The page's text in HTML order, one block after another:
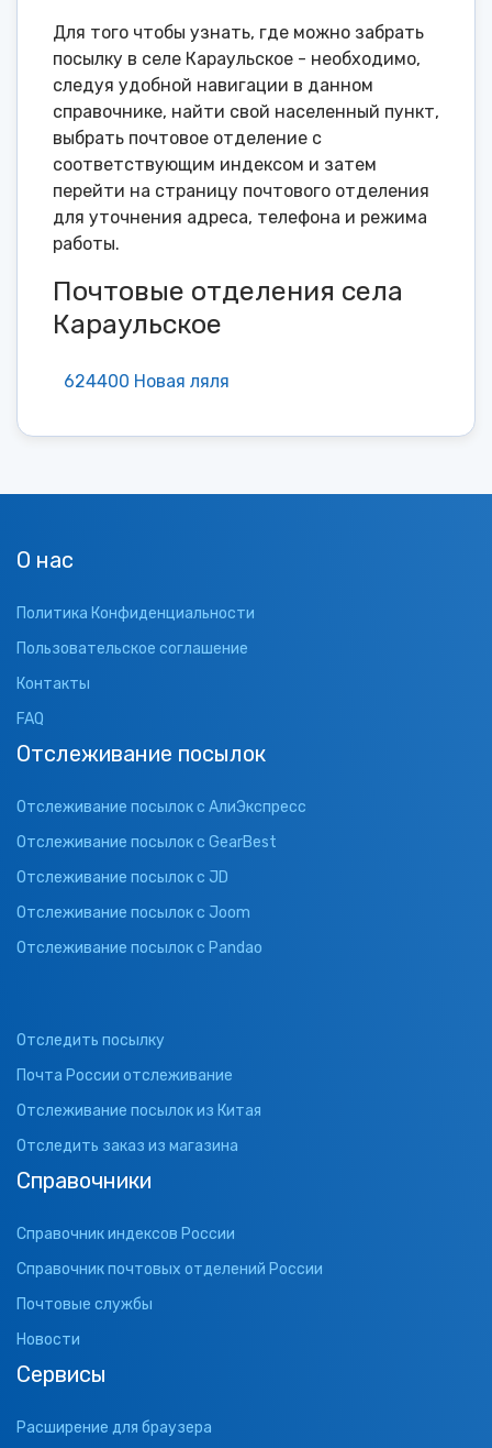
Для того чтобы узнать, где можно забрать
посылку в селе Караульское - необходимо,
следуя удобной навигации в данном
справочнике, найти свой населенный пункт,
выбрать почтовое отделение с
соответствующим индексом и затем
перейти на страницу почтового отделения
для уточнения адреса, телефона и режима
работы.
Почтовые отделения села
Караульское
624400 Новая ляля
О нас
Политика Конфиденциальности
Пользовательское соглашение
Контакты
FAQ
Отслеживание посылок
Отслеживание посылок с АлиЭкспресс
Отслеживание посылок с GearBest
Отслеживание посылок с JD
Отслеживание посылок с Joom
Отслеживание посылок с Pandao
Отследить посылку
Почта России отслеживание
Отслеживание посылок из Китая
Отследить заказ из магазина
Справочники
Справочник индексов России
Справочник почтовых отделений России
Почтовые службы
Новости
Сервисы
Расширение для браузера